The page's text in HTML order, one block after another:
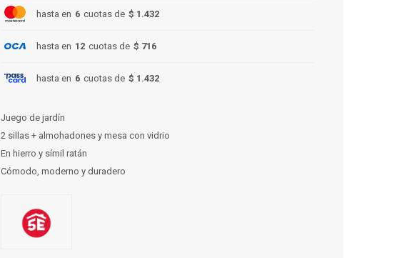
hasta en 6 cuotas de $ 1.432
hasta en 12 cuotas de $ 716
hasta en 6 cuotas de $ 1.432
Juego de jardín
2 sillas + almohadones y mesa con vidrio
En hierro y símil ratán
Cómodo, moderno y duradero